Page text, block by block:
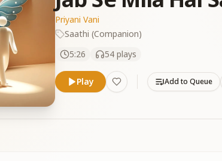
Priyani Vani
Saathi (Companion)
5:26
54 plays
Play Add to Queue